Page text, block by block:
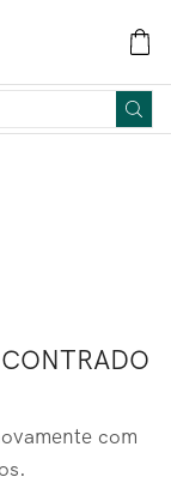
com